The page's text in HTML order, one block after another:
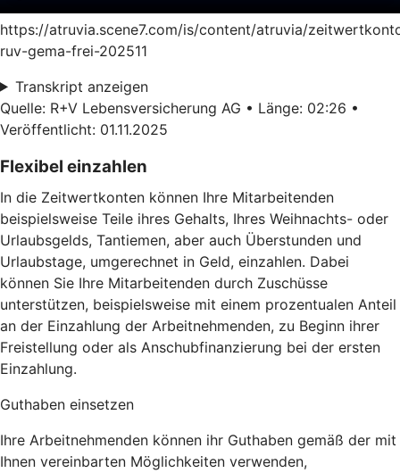
https://atruvia.scene7.com/is/content/atruvia/
ruv-gema-frei-202511
Transkript anzeigen
Quelle: R+V Lebensversicherung AG • Länge: 02:26 •
Veröffentlicht: 01.11.2025
Flexibel einzahlen
In die Zeitwertkonten können Ihre Mitarbeitenden
beispielsweise Teile ihres Gehalts, Ihres Weihnachts- oder
Urlaubsgelds, Tantiemen, aber auch Überstunden und
Urlaubstage, umgerechnet in Geld, einzahlen. Dabei
können Sie Ihre Mitarbeitenden durch Zuschüsse
unterstützen, beispielsweise mit einem prozentualen Anteil
an der Einzahlung der Arbeitnehmenden, zu Beginn ihrer
Freistellung oder als Anschubfinanzierung bei der ersten
Einzahlung.
Guthaben einsetzen
Ihre Arbeitnehmenden können ihr Guthaben gemäß der mit
Ihnen vereinbarten Möglichkeiten verwenden,